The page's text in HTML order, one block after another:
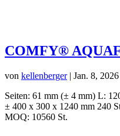
COMFY®
von kellenberger| Jan. 8, 2026
Seiten: 61 mm (± 4 mm) L:
± 400 x 300 x 1240 mm 240
MOQ: 10560 St.